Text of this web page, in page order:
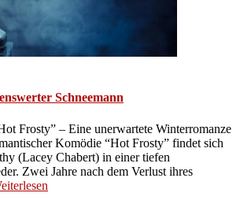
Schneemann
Frosty” – Eine unerwartete Winterromanze
Komödie “Hot Frosty” findet sich
(Lacey Chabert) in einer tiefen
Zwei Jahre nach dem Verlust ihres